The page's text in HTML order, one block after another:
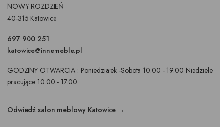
NOWY ROZDZIEŃ
40-315 Katowice
697 900 251
katowice@innemeble.pl
GODZINY OTWARCIA : Poniedziałek -Sobota 10.00 - 19.00 Niedziele
pracujące 10.00 - 17.00
Odwiedź salon meblowy Katowice →